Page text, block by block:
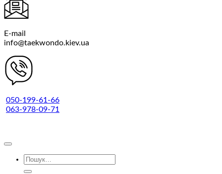
E-mail
info@taekwondo.kiev.ua
050-199-61-66
063-978-09-71
Шукати: